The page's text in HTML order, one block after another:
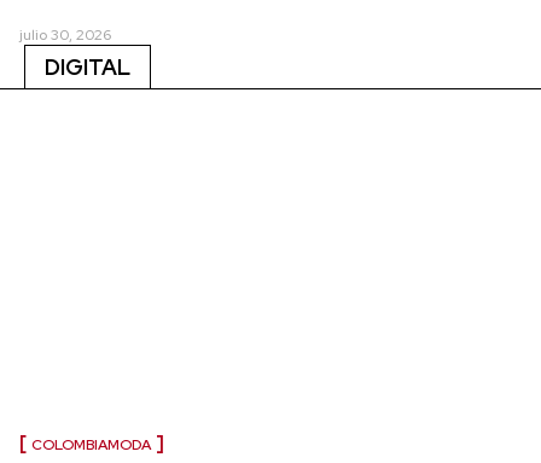
julio 30, 2026
DIGITAL
COLOMBIAMODA